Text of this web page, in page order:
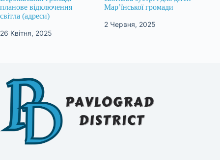
планове відключення
світла (адреси)
26 Квітня, 2025
Мар’їнської громади
2 Червня, 2025